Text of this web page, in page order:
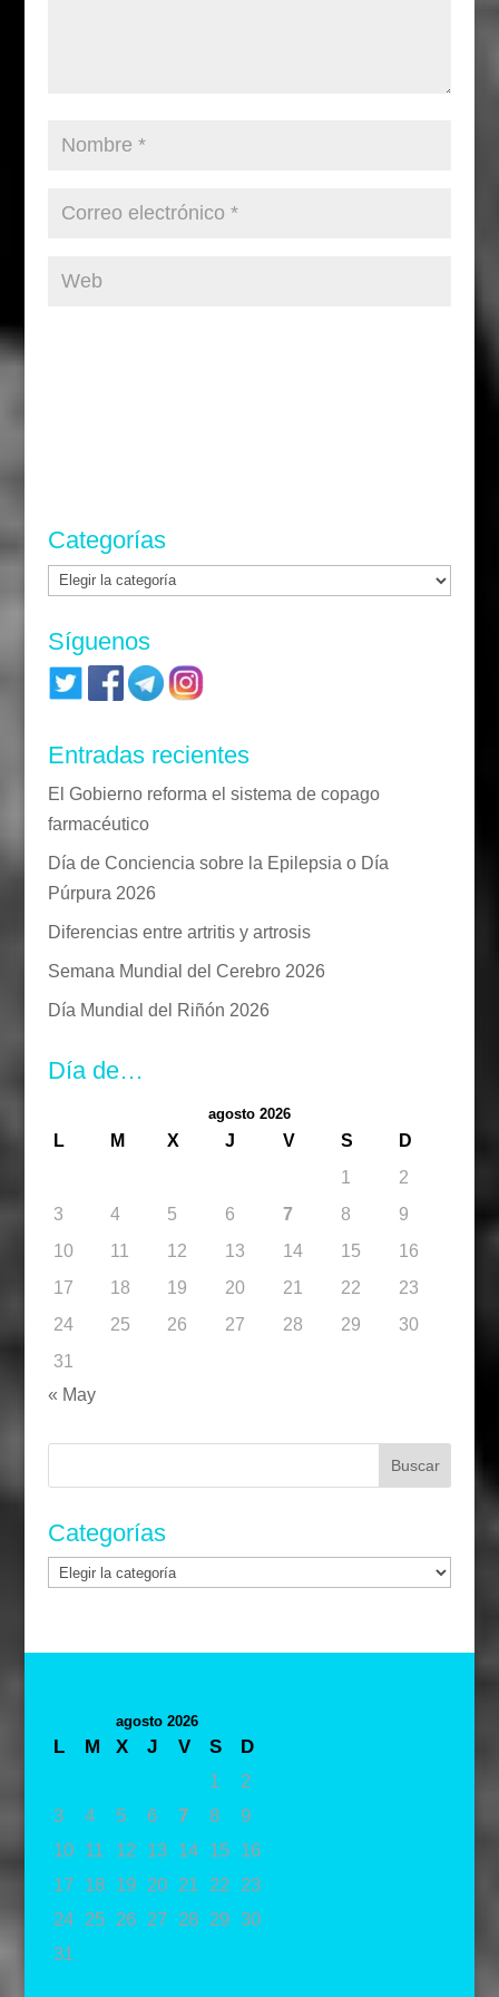
Categorías
Categorías
Síguenos
Entradas recientes
El Gobierno reforma el sistema de copago
farmacéutico
Día de Conciencia sobre la Epilepsia o Día
Púrpura 2026
Diferencias entre artritis y artrosis
Semana Mundial del Cerebro 2026
Día Mundial del Riñón 2026
Día de…
agosto 2026
L M X J V S
D
1
2
3
4 5 6 7 8
9
10
11 12 13 14 15
16
17
18 19 20 21 22
23
24
25 26 27 28 29
30
31
« May
Buscar:
Categorías
Categorías
agosto 2026
L M X J V S
D
1
2
3
4 5 6 7 8
9
10
11 12 13 14 15
16
17
18 19 20 21 22
23
24
25 26 27 28 29 30
31